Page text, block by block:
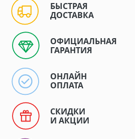
БЫСТРАЯ
ДОСТАВКА
ОФИЦИАЛЬНАЯ
ГАРАНТИЯ
ОНЛАЙН
ОПЛАТА
СКИДКИ
И АКЦИИ